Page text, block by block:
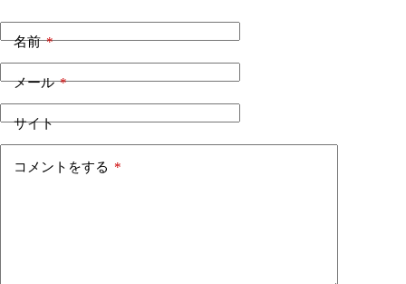
名前*
メール*
サイト
コメントをする *